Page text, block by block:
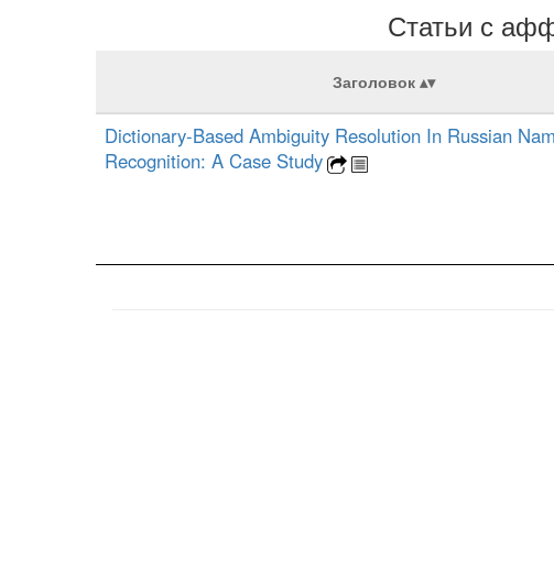
Статьи с
Заголовок
Dictionary-Based Ambiguity Resolution In Russian
Recognition: A Case Study